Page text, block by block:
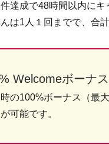
件達成で48時間以内に
は1人１回までで、合
Welcomeボーナ
の100%ボーナス（最
可能です。